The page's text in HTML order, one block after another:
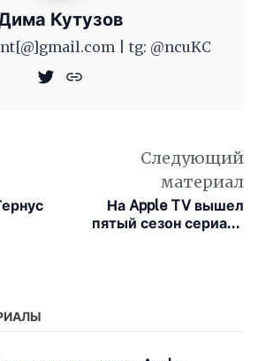
Кутузов
| tg: @ncuKC
Следующий
материал
На Apple TV вышел
пятый сезон сериала